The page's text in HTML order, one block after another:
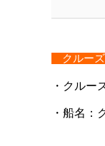
クルー
・クルー
・船名：